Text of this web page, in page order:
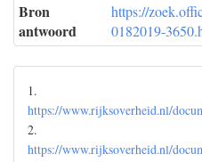
Bron
antwoord
https://
0182019-
1.
https://www.rijksoverheid.nl/
2.
https://www.rijksoverheid.nl/